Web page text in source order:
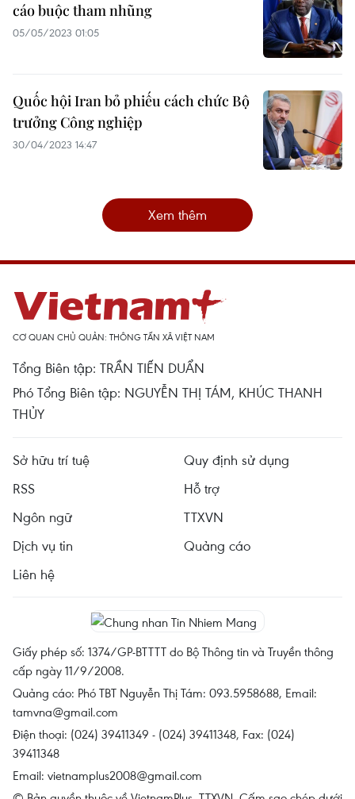
cáo buộc tham nhũng
05/05/2023 01:05
Quốc hội Iran bỏ phiếu cách chức Bộ
trưởng Công nghiệp
30/04/2023 14:47
Xem thêm
CƠ QUAN CHỦ QUẢN: THÔNG TẤN XÃ VIỆT NAM
Tổng Biên tập: TRẦN TIẾN DUẨN
Phó Tổng Biên tập: NGUYỄN THỊ TÁM, KHÚC THANH
THỦY
Sở hữu trí tuệ
Quy định sử dụng
RSS
Hỗ trợ
Ngôn ngữ
TTXVN
Dịch vụ tin
Quảng cáo
Liên hệ
Giấy phép số: 1374/GP-BTTTT do Bộ Thông tin và Truyền thông
cấp ngày 11/9/2008.
Quảng cáo: Phó TBT Nguyễn Thị Tám: 093.5958688, Email:
tamvna@gmail.com
Điện thoại: (024) 39411349 - (024) 39411348, Fax: (024)
39411348
Email: vietnamplus2008@gmail.com